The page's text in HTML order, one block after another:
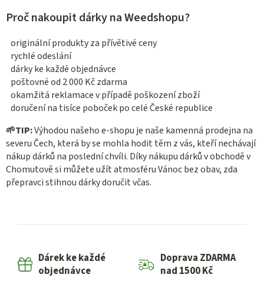
Proč nakoupit dárky na Weedshopu?
originální produkty za přívětivé ceny
rychlé odeslání
dárky ke každé objednávce
poštovné od 2 000 Kč zdarma
okamžitá reklamace v případě poškození zboží
doručení na tisíce poboček po celé České republice
🌱TIP:Výhodou našeho e-shopu je naše kamenná prodejna na
severu Čech, která by se mohla hodit těm z vás, kteří nechávají
nákup dárků na poslední chvíli. Díky nákupu dárků v obchodě v
Chomutově si můžete užít atmosféru Vánoc bez obav, zda
přepravci stihnou dárky doručit včas.
Dárek ke každé
objednávce
Doprava ZDARMA
nad 1500 Kč